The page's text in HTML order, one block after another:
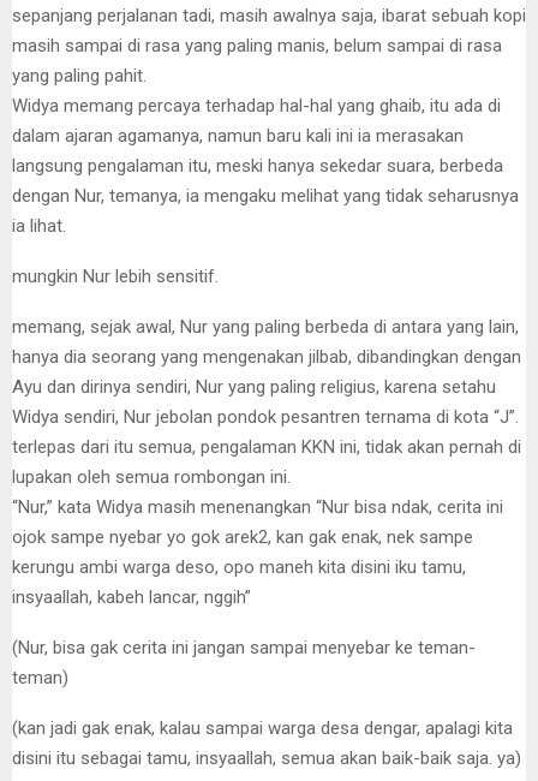
sepanjang perjalanan tadi, masih awalnya saja, ibarat sebuah kopi
masih sampai di rasa yang paling manis, belum sampai di rasa
yang paling pahit.
Widya memang percaya terhadap hal-hal yang ghaib, itu ada di
dalam ajaran agamanya, namun baru kali ini ia merasakan
langsung pengalaman itu, meski hanya sekedar suara, berbeda
dengan Nur, temanya, ia mengaku melihat yang tidak seharusnya
ia lihat.
mungkin Nur lebih sensitif.
memang, sejak awal, Nur yang paling berbeda di antara yang lain,
hanya dia seorang yang mengenakan jilbab, dibandingkan dengan
Ayu dan dirinya sendiri, Nur yang paling religius, karena setahu
Widya sendiri, Nur jebolan pondok pesantren ternama di kota “J”.
terlepas dari itu semua, pengalaman KKN ini, tidak akan pernah di
lupakan oleh semua rombongan ini.
“Nur,” kata Widya masih menenangkan “Nur bisa ndak, cerita ini
ojok sampe nyebar yo gok arek2, kan gak enak, nek sampe
kerungu ambi warga deso, opo maneh kita disini iku tamu,
insyaallah, kabeh lancar, nggih”
(Nur, bisa gak cerita ini jangan sampai menyebar ke teman-
teman)
(kan jadi gak enak, kalau sampai warga desa dengar, apalagi kita
disini itu sebagai tamu, insyaallah, semua akan baik-baik saja. ya)